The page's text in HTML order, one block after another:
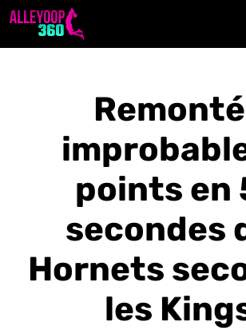
Aller
points en
secondes
Hornets
les